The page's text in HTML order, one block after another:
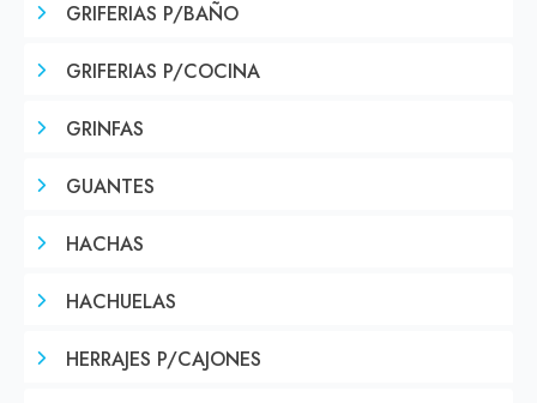
GRIFERIAS P/BAÑO
GRIFERIAS P/COCINA
GRINFAS
GUANTES
HACHAS
HACHUELAS
HERRAJES P/CAJONES